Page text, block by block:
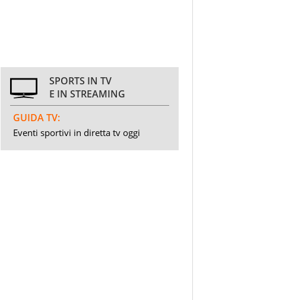
SPORTS IN TV
E IN STREAMING
GUIDA TV:
Eventi sportivi in diretta tv oggi